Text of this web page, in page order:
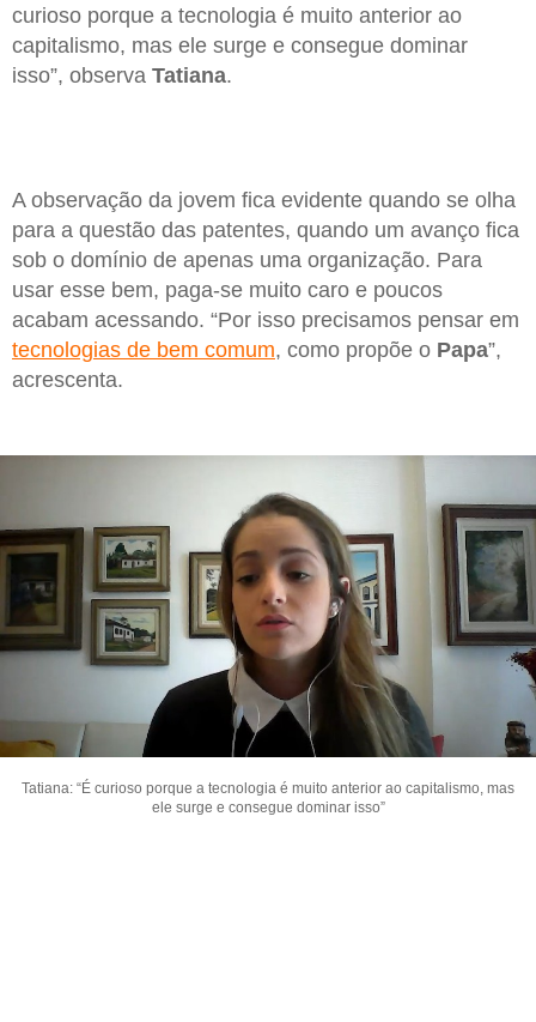
curioso porque a tecnologia é muito anterior ao
capitalismo, mas ele surge e consegue dominar
isso”, observa Tatiana.
A observação da jovem fica evidente quando se olha
para a questão das patentes, quando um avanço fica
sob o domínio de apenas uma organização. Para
usar esse bem, paga-se muito caro e poucos
acabam acessando. “Por isso precisamos pensar em
tecnologias de bem comum, como propõe o Papa”,
acrescenta.
Tatiana: “É curioso porque a tecnologia é muito anterior ao capitalismo, mas
ele surge e consegue dominar isso”